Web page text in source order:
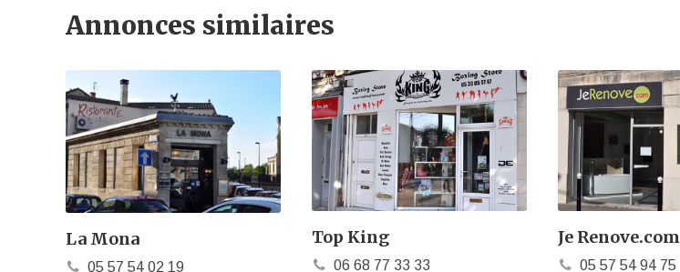
Annonces similaires
La Mona
05 57 54 02 19
Top King
06 68 77 33 33
Je Renove.com
05 57 54 94 75